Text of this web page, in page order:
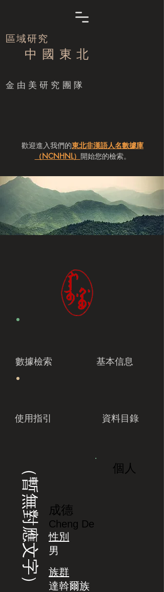
區域研究
中 國 東 北
​金由美研究團隊
歡迎進入我們的東北非漢語人名數據庫
（NCNHNL） 開始您的檢索。
數據檢索 基本信息
使用指引 資料目錄
（暫無對應文字） 個人
成德
Cheng De
性別
男
族群
達斡爾族